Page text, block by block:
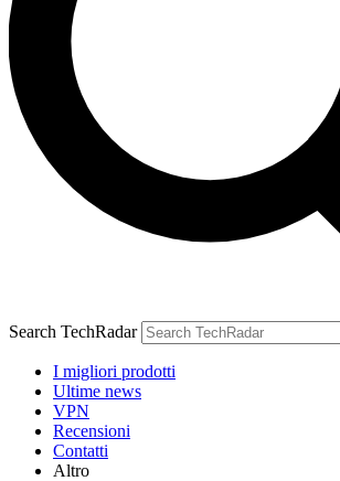
Search TechRadar
I migliori prodotti
Ultime news
VPN
Recensioni
Contatti
Altro